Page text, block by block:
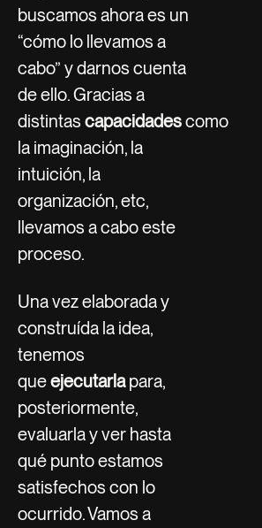
buscamos ahora es un
“cómo lo llevamos a
cabo” y darnos cuenta
de ello. Gracias a
distintas capacidadescomo
la imaginación, la
intuición, la
organización, etc,
llevamos a cabo este
proceso.
Una vez elaborada y
construída la idea,
tenemos
queejecutarlapara,
posteriormente,
evaluarla y ver hasta
qué punto estamos
satisfechos con lo
ocurrido. Vamos a